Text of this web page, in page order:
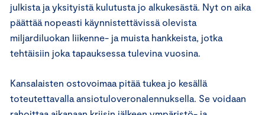
julkista ja yksityistä kulutusta jo alkukesästä. Nyt on aika
päättää nopeasti käynnistettävissä olevista
miljardiluokan liikenne- ja muista hankkeista, jotka
tehtäisiin joka tapauksessa tulevina vuosina.
Kansalaisten ostovoimaa pitää tukea jo kesällä
toteutettavalla ansiotuloveronalennuksella. Se voidaan